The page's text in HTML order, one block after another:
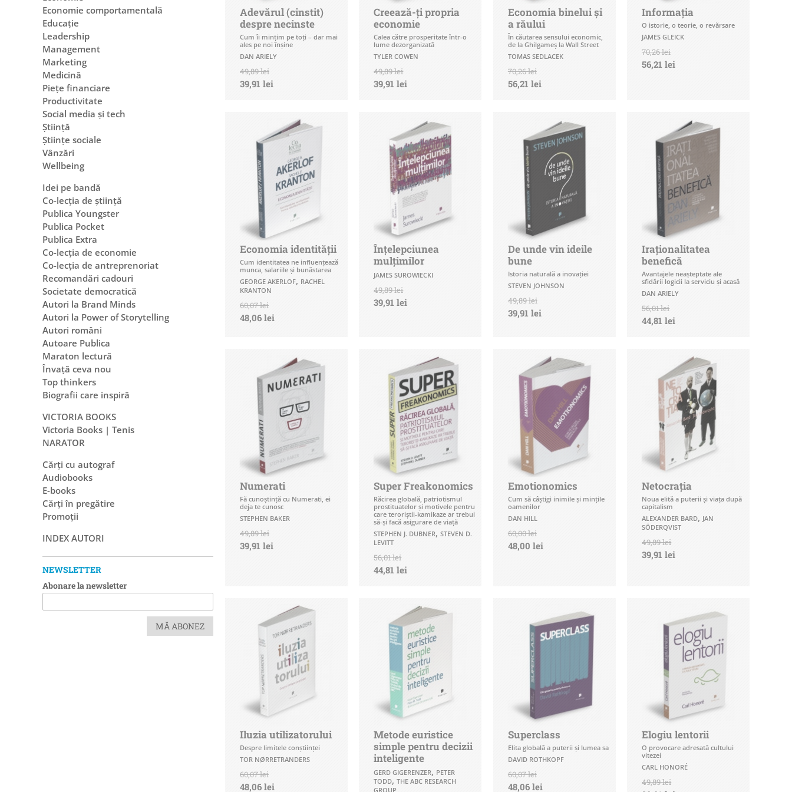
Adevărul (cinstit)
despre necinste
Cum îi mințim pe toți – dar mai
ales pe noi înșine
DAN ARIELY
49,89 lei
39,91 lei
Creează-ți propria
economie
Calea către prosperitate într-o
lume dezorganizată
TYLER COWEN
49,89 lei
39,91 lei
Economia binelui și
a răului
În căutarea sensului economic,
de la Ghilgameș la Wall Street
TOMAS SEDLACEK
70,26 lei
56,21 lei
Informația
O istorie, o teorie, o revărsare
JAMES GLEICK
70,26 lei
56,21 lei
Economia identității
Cum identitatea ne influențează
munca, salariile și bunăstarea
GEORGE AKERLOF, RACHEL
KRANTON
60,07 lei
48,06 lei
Înțelepciunea
mulțimilor
JAMES SUROWIECKI
49,89 lei
39,91 lei
De unde vin ideile
bune
Istoria naturală a inovației
STEVEN JOHNSON
49,89 lei
39,91 lei
Iraționalitatea
benefică
Avantajele neașteptate ale
sfidării logicii la serviciu și acasă
DAN ARIELY
56,01 lei
44,81 lei
Numerati
Fă cunoștință cu Numerati, ei
deja te cunosc
STEPHEN BAKER
49,89 lei
39,91 lei
Super Freakonomics
Răcirea globală, patriotismul
prostituatelor şi motivele pentru
care teroriştii-kamikaze ar trebui
să-şi facă asigurare de viaţă
STEPHEN J. DUBNER,STEVEN D.
LEVITT
56,01 lei
44,81 lei
Emotionomics
Cum să câştigi inimile şi minţile
oamenilor
DAN HILL
60,00 lei
48,00 lei
Netocraţia
Noua elită a puterii şi viaţa după
capitalism
ALEXANDER BARD, JAN
SÖDERQVIST
49,89 lei
39,91 lei
Iluzia utilizatorului
Despre limitele conştiinţei
TOR NØRRETRANDERS
60,07 lei
48,06 lei
Metode euristice
simple pentru decizii
inteligente
GERD GIGERENZER, PETER
TODD,THE ABC RESEARCH
GROUP
Superclass
Elita globală a puterii şi lumea sa
DAVID ROTHKOPF
60,07 lei
48,06 lei
Elogiu lentorii
O provocare adresată cultului
vitezei
CARL HONORÉ
49,89 lei
Economie comportamentală
Educație
Leadership
Management
Marketing
Medicină
Piețe financiare
Productivitate
Social media și tech
Știință
Științe sociale
Vânzări
Wellbeing
Idei pe bandă
Co-lecția de știință
Publica Youngster
Publica Pocket
Publica Extra
Co-lecția de economie
Co-lecția de antreprenoriat
Recomandări cadouri
Societate democratică
Autori la Brand Minds
Autori la Power of Storytelling
Autori români
Autoare Publica
Maraton lectură
Învață ceva nou
Top thinkers
Biografii care inspiră
VICTORIA BOOKS
Victoria Books | Tenis
NARATOR
Cărți cu autograf
Audiobooks
E-books
Cărți în pregătire
Promoții
INDEX AUTORI
NEWSLETTER
Abonare la newsletter
MĂ ABONEZ